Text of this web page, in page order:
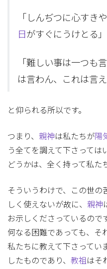
「しんぢつに心すき
日がすぐにうけとる」
「難しい事は一つも
は言わん、これは言え
と仰られる所以です。
つまり、 親神は私たちが陽
う全てを調えて下さっては
どうかは、全く持って私た
そういうわけで、この世の
しく使えないが故に、 親神
お示しくださっているので
何なる困難であっても、そ
私たちに教えて下さってい
したものであり、 教祖 はそ